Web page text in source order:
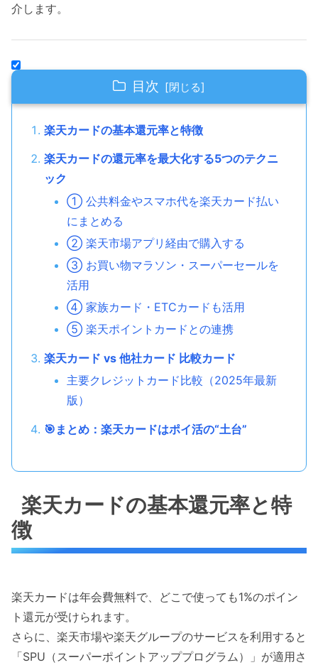
介します。
目次
楽天カードの基本還元率と特徴
楽天カードの還元率を最大化する5つのテクニ
ック
① 公共料金やスマホ代を楽天カード払い
にまとめる
② 楽天市場アプリ経由で購入する
③ お買い物マラソン・スーパーセールを
活用
④ 家族カード・ETCカードも活用
⑤ 楽天ポイントカードとの連携
楽天カード vs 他社カード 比較カード
主要クレジットカード比較（2025年最新
版）
🎯まとめ：楽天カードはポイ活の“土台”
楽天カードの基本還元率と特
徴
楽天カードは年会費無料で、どこで使っても1%のポイン
ト還元が受けられます。
さらに、楽天市場や楽天グループのサービスを利用すると
「SPU（スーパーポイントアッププログラム）」が適用さ